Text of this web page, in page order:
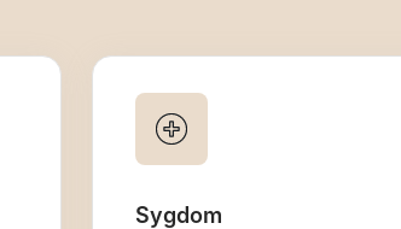
Sygdom